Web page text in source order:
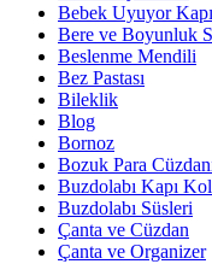
Bebek Uyuyor Kapı
Bere ve Boyunluk
Beslenme Mendili
Bez Pastası
Bileklik
Blog
Bornoz
Bozuk Para
Buzdolabı Kapı
Buzdolabı Süsleri
Çanta ve Cüzdan
Çanta ve Organizer